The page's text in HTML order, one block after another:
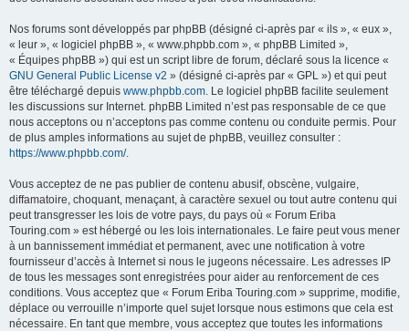
Nos forums sont développés par phpBB (désigné ci-après par « ils », « eux »,
« leur », « logiciel phpBB », « www.phpbb.com », « phpBB Limited »,
« Équipes phpBB ») qui est un script libre de forum, déclaré sous la licence «
GNU General Public License v2 » (désigné ci-après par « GPL ») et qui peut
être téléchargé depuis www.phpbb.com. Le logiciel phpBB facilite seulement
les discussions sur Internet. phpBB Limited n’est pas responsable de ce que
nous acceptons ou n’acceptons pas comme contenu ou conduite permis. Pour
de plus amples informations au sujet de phpBB, veuillez consulter :
https://www.phpbb.com/.
Vous acceptez de ne pas publier de contenu abusif, obscène, vulgaire,
diffamatoire, choquant, menaçant, à caractère sexuel ou tout autre contenu qui
peut transgresser les lois de votre pays, du pays où « Forum Eriba
Touring.com » est hébergé ou les lois internationales. Le faire peut vous mener
à un bannissement immédiat et permanent, avec une notification à votre
fournisseur d’accès à Internet si nous le jugeons nécessaire. Les adresses IP
de tous les messages sont enregistrées pour aider au renforcement de ces
conditions. Vous acceptez que « Forum Eriba Touring.com » supprime, modifie,
déplace ou verrouille n’importe quel sujet lorsque nous estimons que cela est
nécessaire. En tant que membre, vous acceptez que toutes les informations